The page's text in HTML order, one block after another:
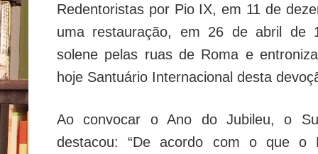
Redentoristas por Pio IX, em 11 de
uma restauração, em 26 de abril de
solene pelas ruas de Roma e
hoje Santuário Internacional desta
Ao convocar o Ano do Jubileu, o
destacou: “De acordo com o que